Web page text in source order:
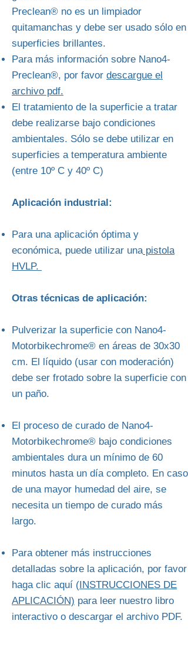
Preclean® no es un limpiador
quitamanchas y debe ser usado sólo en
superficies brillantes.
Para más información sobre Nano4-
Preclean®, por favor descargue el
archivo pdf.
El tratamiento de la superficie a tratar
debe realizarse bajo condiciones
ambientales. Sólo se debe utilizar en
superficies a temperatura ambiente
(entre 10º C y 40º C)
Aplicación industrial:
Para una aplicación óptima y
económica, puede utilizar unapistola
HVLP.
Otras técnicas de aplicación:
Pulverizar la superficie con Nano4-
Motorbikechrome® en áreas de 30x30
cm. El líquido (usar con moderación)
debe ser frotado sobre la superficie con
un paño.
El proceso de curado de Nano4-
Motorbikechrome® bajo condiciones
ambientales dura un mínimo de 60
minutos hasta un día completo. En caso
de una mayor humedad del aire, se
necesita un tiempo de curado más
largo.
Para obtener más instrucciones
detalladas sobre la aplicación, por favor
haga clic aquí (INSTRUCCIONES DE
APLICACIÓN) para leer nuestro libro
interactivo o descargar el archivo PDF.